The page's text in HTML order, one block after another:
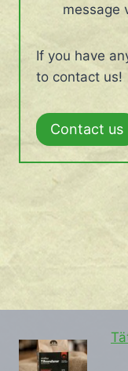
message
If you have
to contact us!
Contact us